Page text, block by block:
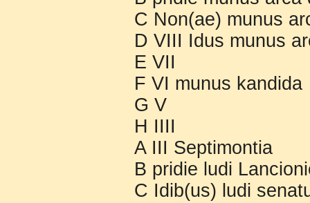
C Non(ae) munus
D VIII Idus munus
E VII
F VI munus kandida
G V
H IIII
A III Septimontia
B pridie ludi
C Idib(us) ludi